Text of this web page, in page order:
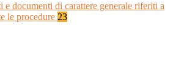
e documenti di carattere generale riferiti a
le procedure 23